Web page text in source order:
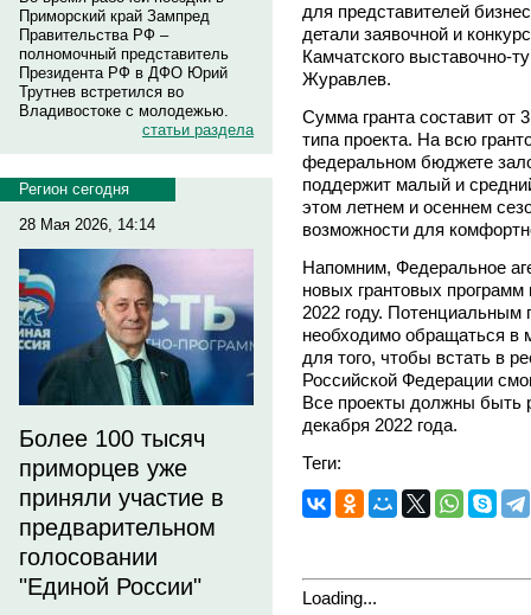
Приморский край Зампред
Правительства РФ –
полномочный представитель
Президента РФ в ДФО Юрий
Трутнев встретился во
Владивостоке с молодежью.
статьи раздела
Регион сегодня
28 Мая 2026, 14:14
Более 100 тысяч
приморцев уже
приняли участие в
предварительном
голосовании
"Единой России"
для представителей
детали заявочной и
Камчатского выставочно-
Журавлев.
Сумма гранта составит от
типа проекта. На всю
федеральном бюджете
поддержит малый и
этом летнем и осеннем
возможности для
Напомним, Федеральное
новых грантовых программ
2022 году. Потенциальным
необходимо обращаться в
для того, чтобы встать в
Российской Федерации
Все проекты должны быть
декабря 2022 года.
Теги:
Loading...